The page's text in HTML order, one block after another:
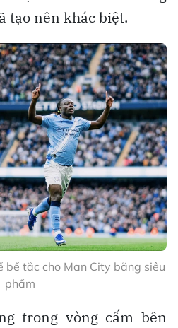
tạo nên khác biệt.
bế tắc cho Man City bằng siêu
phẩm
trong vòng cấm bên